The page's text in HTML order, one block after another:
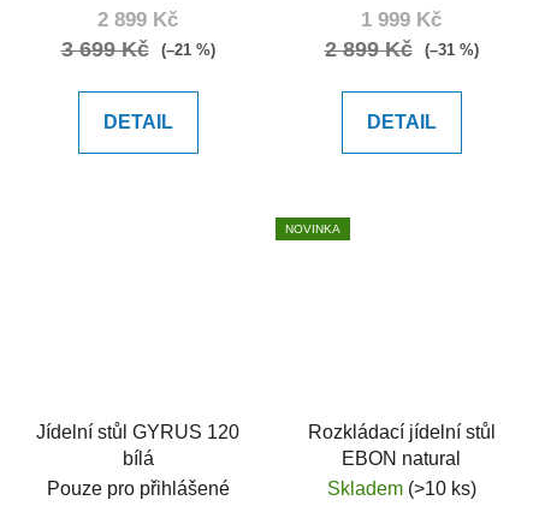
2 899 Kč
3 699 Kč (–21 %)
DETAIL
1 999 Kč
2 899 Kč (–31 %)
DETAIL
Jídelní stůl GYRUS 120
bílá
Pouze pro přihlášené
NOVINKA
Rozkládací jídelní stůl
EBON natural
Skladem (>10 ks)